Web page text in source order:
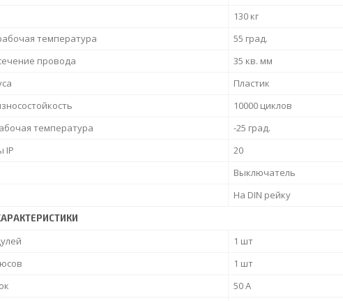
130 кг
температура
55 град.
провода
35 кв. мм
Пластик
10000 циклов
температура
-25 град.
IP
20
Выключатель
На DIN рейку
1 шт
1 шт
50 А